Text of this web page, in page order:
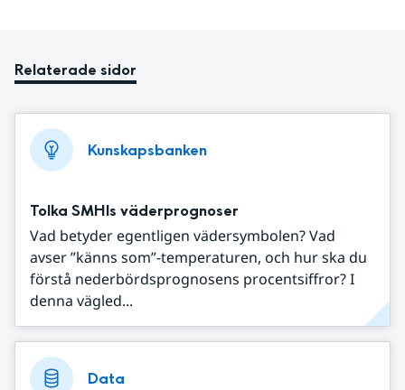
Relaterade sidor
Kunskapsbanken
Tolka SMHIs väderprognoser
Vad betyder egentligen vädersymbolen? Vad
avser ”känns som”-temperaturen, och hur ska du
förstå nederbördsprognosens procentsiffror? I
denna vägled...
Data